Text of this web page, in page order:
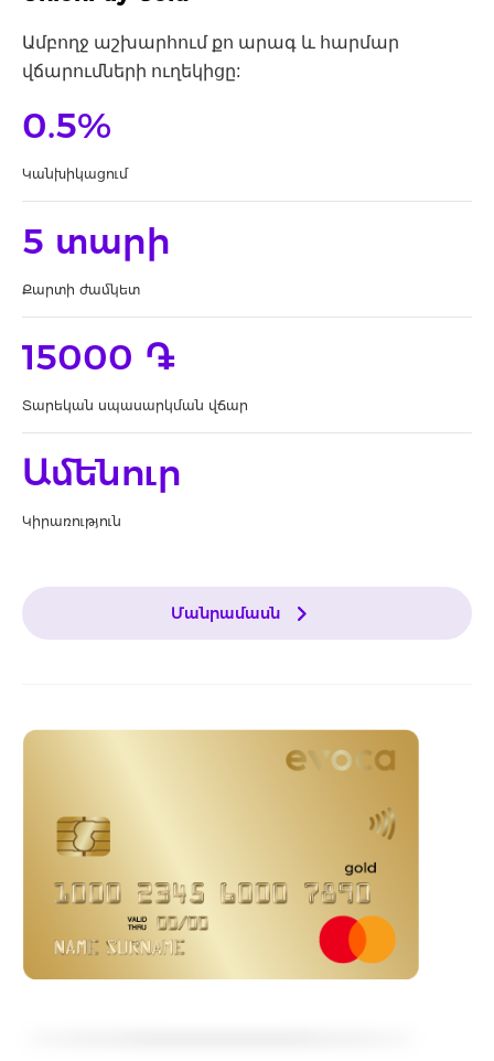
Ամբողջ աշխարհում քո արագ և հարմար
վճարումների ուղեկիցը:
0.5%
Կանխիկացում
5 տարի
Քարտի ժամկետ
15000 ֏
Տարեկան սպասարկման վճար
Ամենուր
Կիրառություն
Մանրամասն